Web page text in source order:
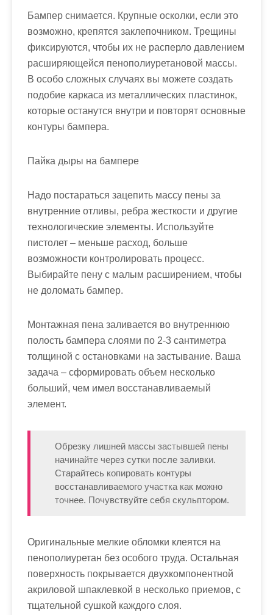
Бампер снимается. Крупные осколки, если это
возможно, крепятся заклепочником. Трещины
фиксируются, чтобы их не расперло давлением
расширяющейся пенополиуретановой массы.
В особо сложных случаях вы можете создать
подобие каркаса из металлических пластинок,
которые останутся внутри и повторят основные
контуры бампера.
Пайка дыры на бампере
Надо постараться зацепить массу пены за
внутренние отливы, ребра жесткости и другие
технологические элементы. Используйте
пистолет – меньше расход, больше
возможности контролировать процесс.
Выбирайте пену с малым расширением, чтобы
не доломать бампер.
Монтажная пена заливается во внутреннюю
полость бампера слоями по 2-3 сантиметра
толщиной с остановками на застывание. Ваша
задача – сформировать объем несколько
больший, чем имел восстанавливаемый
элемент.
Обрезку лишней массы застывшей пены
начинайте через сутки после заливки.
Старайтесь копировать контуры
восстанавливаемого участка как можно
точнее. Почувствуйте себя скульптором.
Оригинальные мелкие обломки клеятся на
пенополиуретан без особого труда. Остальная
поверхность покрывается двухкомпонентной
акриловой шпаклевкой в несколько приемов, с
тщательной сушкой каждого слоя.